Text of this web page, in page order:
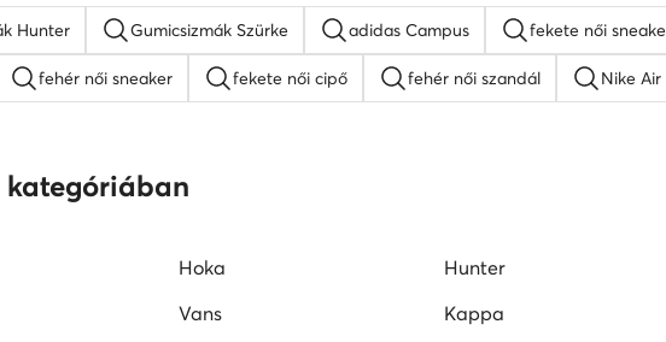
Hunter Gumicsizmák Szürke adidas Campus fekete női
fehér női sneaker fekete női cipő fehér női szandál Nike Air
West női cipők
kategóriában
Hoka Hunter
Vans Kappa